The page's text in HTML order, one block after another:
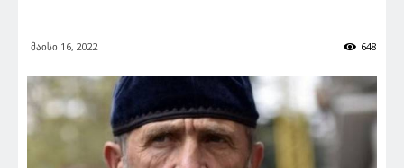
მაისი 16, 2022 648